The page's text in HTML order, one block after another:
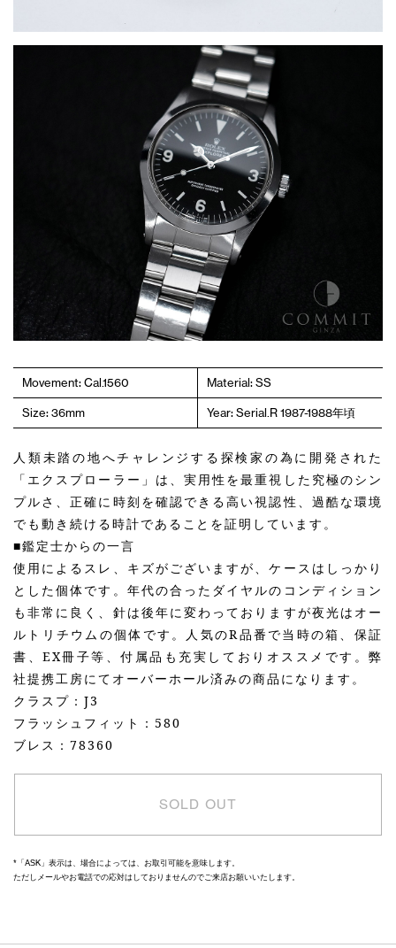
Movement: Cal.1560 Material: SS
Size: 36mm Year: Serial.R 1987-1988年頃
人類未踏の地へチャレンジする探検家の為に開発された
「エクスプローラー」は、実用性を最重視した究極のシン
プルさ、正確に時刻を確認できる高い視認性、過酷な環境
でも動き続ける時計であることを証明しています。
■鑑定士からの一言
使用によるスレ、キズがございますが、ケースはしっかり
とした個体です。年代の合ったダイヤルのコンディション
も非常に良く、針は後年に変わっておりますが夜光はオー
ルトリチウムの個体です。人気のR品番で当時の箱、保証
書、EX冊子等、付属品も充実しておりオススメです。弊
社提携工房にてオーバーホール済みの商品になります。
クラスプ：J3
フラッシュフィット：580
ブレス：78360
SOLD OUT
*「ASK」表示は、場合によっては、お取引可能を意味します。
ただしメールやお電話での応対はしておりませんのでご来店お願いいたします。